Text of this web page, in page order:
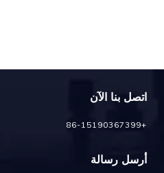
اتصل بنا الآن
+86-15190367399
أرسل رسالة